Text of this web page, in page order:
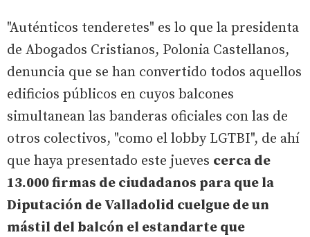
"Auténticos tenderetes" es lo que la presidenta
de Abogados Cristianos, Polonia Castellanos,
denuncia que se han convertido todos aquellos
edificios públicos en cuyos balcones
simultanean las banderas oficiales con las de
otros colectivos, "como el lobby LGTBI", de ahí
que haya presentado este jueves cerca de
13.000 firmas de ciudadanos para que la
Diputación de Valladolid cuelgue de un
mástil del balcón el estandarte que